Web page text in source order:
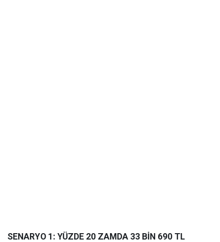
SENARYO 1: YÜZDE 20 ZAMDA 33 BİN 690 TL